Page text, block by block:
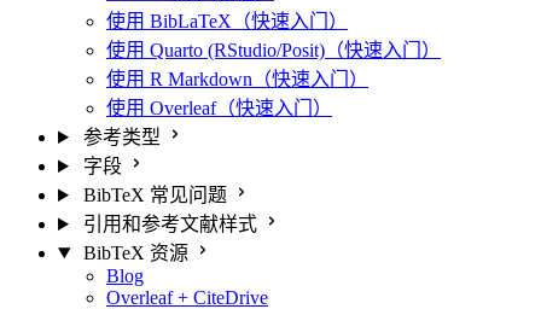
使用 BibLaTeX（快速入门）
使用 Quarto (RStudio/Posit)（快速入门）
使用 R Markdown（快速入门）
使用 Overleaf（快速入门）
参考类型
字段
BibTeX 常见问题
引用和参考文献样式
BibTeX 资源
Blog
Overleaf + CiteDrive